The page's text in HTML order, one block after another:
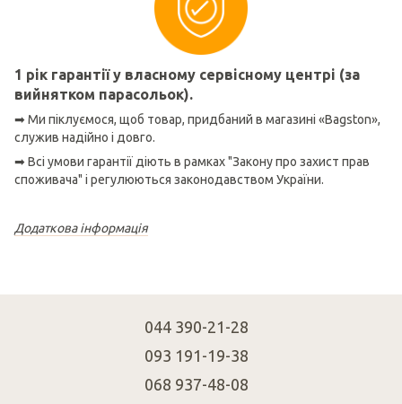
1 рік гарантії у власному сервісному центрі (за
вийнятком парасольок).
➡ Ми піклуємося, щоб товар, придбаний в магазині «Bagston»,
служив надійно і довго.
➡ Всі умови гарантії діють в рамках "Закону про захист прав
споживача" і регулюються законодавством України.
Додаткова інформація
044 390-21-28
093 191-19-38
068 937-48-08